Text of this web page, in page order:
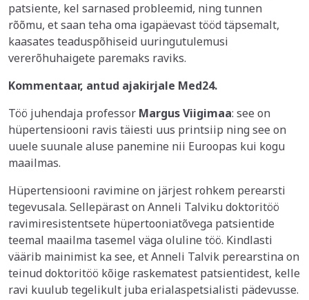
patsiente, kel sarnased probleemid, ning tunnen
rõõmu, et saan teha oma igapäevast tööd täpsemalt,
kaasates teaduspõhiseid uuringutulemusi
vererõhuhaigete paremaks raviks.
Kommentaar, antud ajakirjale Med24.
Töö juhendaja professor Margus Viigimaa: see on
hüpertensiooni ravis täiesti uus printsiip ning see on
uuele suunale aluse panemine nii Euroopas kui kogu
maailmas.
Hüpertensiooni ravimine on järjest rohkem perearsti
tegevusala. Sellepärast on Anneli Talviku doktoritöö
ravimiresistentsete hüpertooniatõvega patsientide
teemal maailma tasemel väga oluline töö. Kindlasti
väärib mainimist ka see, et Anneli Talvik perearstina on
teinud doktoritöö kõige raskematest patsientidest, kelle
ravi kuulub tegelikult juba erialaspetsialisti pädevusse.